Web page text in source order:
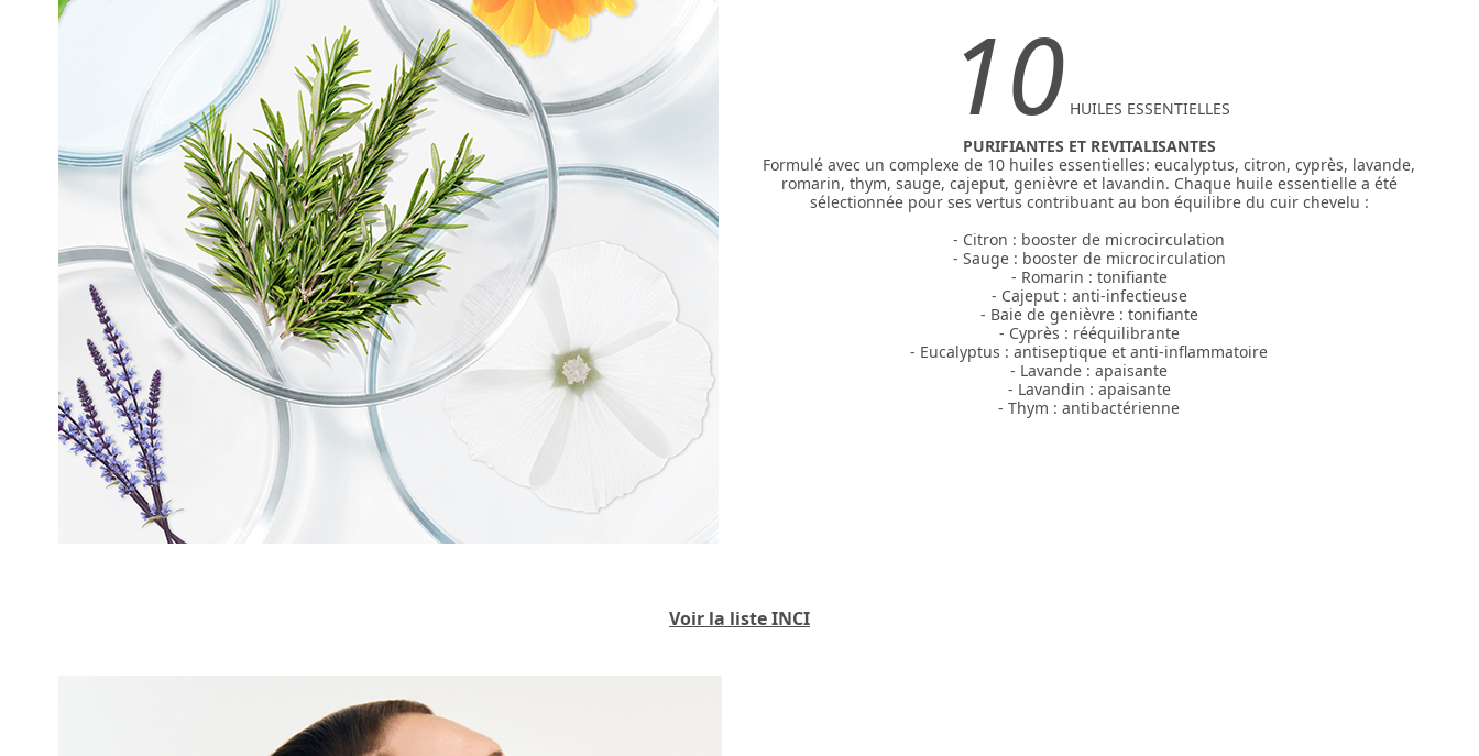
10 HUILES ESSENTIELLES
PURIFIANTES ET REVITALISANTES
Formulé avec un complexe de 10 huiles essentielles: eucalyptus, citron, cyprès, lavande,
romarin, thym, sauge, cajeput, genièvre et lavandin. Chaque huile essentielle a été
sélectionnée pour ses vertus contribuant au bon équilibre du cuir chevelu :
- Citron : booster de microcirculation
- Sauge : booster de microcirculation
- Romarin : tonifiante
- Cajeput : anti-infectieuse
- Baie de genièvre : tonifiante
- Cyprès : rééquilibrante
- Eucalyptus : antiseptique et anti-inflammatoire
- Lavande : apaisante
- Lavandin : apaisante
- Thym : antibactérienne
Voir la liste INCI